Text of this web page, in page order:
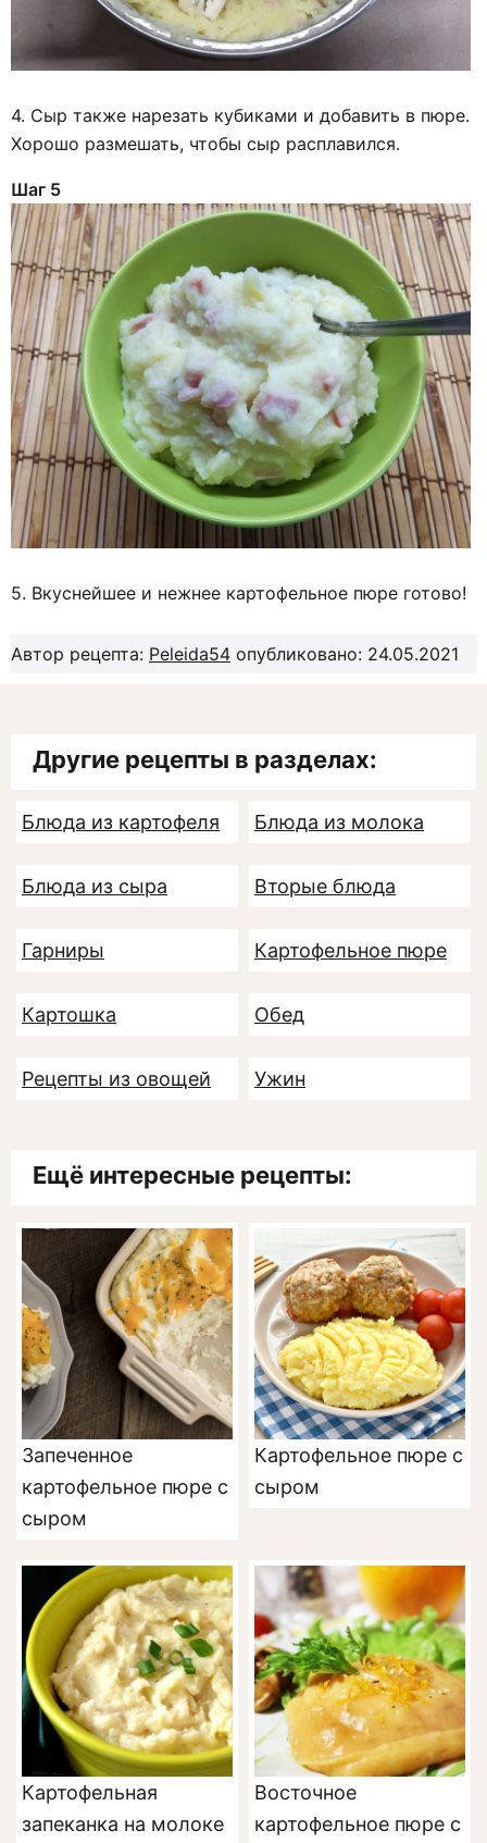
4. Сыр также нарезать кубиками и добавить в пюре.
Хорошо размешать, чтобы сыр расплавился.
Шаг 5
5. Вкуснейшее и нежнее картофельное пюре готово!
Автор рецепта: Peleida54 опубликовано: 24.05.2021
Другие рецепты в разделах:
Блюда из картофеля Блюда из молока
Блюда из сыра Вторые блюда
Гарниры Картофельное пюре
Картошка Обед
Рецепты из овощей Ужин
Ещё интересные рецепты:
Запеченное
картофельное пюре с
сыром
Картофельное пюре с
сыром
Картофельная
запеканка на молоке
Восточное
картофельное пюре с